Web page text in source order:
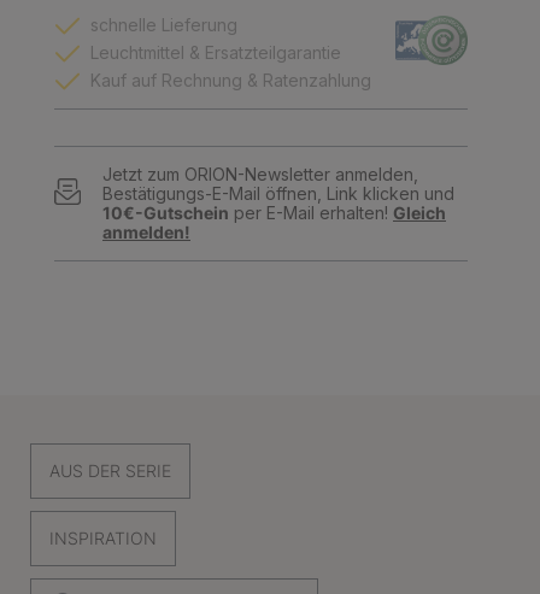
schnelle Lieferung
Leuchtmittel & Ersatzteilgarantie
Kauf auf Rechnung & Ratenzahlung
Jetzt zum ORION-Newsletter anmelden,
Bestätigungs-E-Mail öffnen, Link klicken und
10€-Gutschein per E-Mail erhalten! Gleich
anmelden!
AUS DER SERIE
INSPIRATION